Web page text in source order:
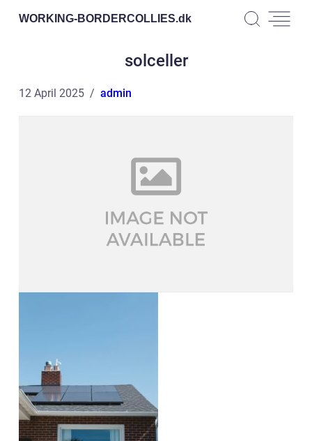
WORKING-BORDERCOLLIES.dk
solceller
12 April 2025 admin